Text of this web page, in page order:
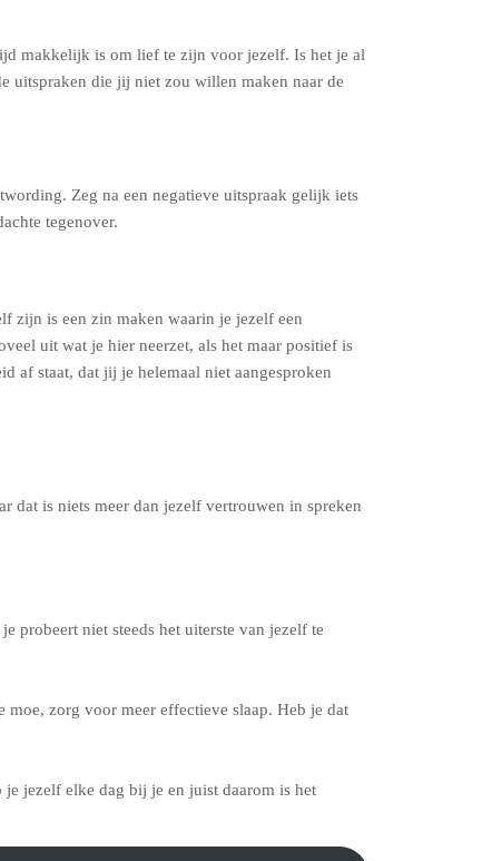
makkelijk is om lief te zijn voor jezelf. Is het je al
uitspraken die jij niet zou willen maken naar de
Zeg na een negatieve uitspraak gelijk iets
tegenover.
zijn is een zin maken waarin je jezelf een
uit wat je hier neerzet, als het maar positief is
af staat, dat jij je helemaal niet aangesproken
dat is niets meer dan jezelf vertrouwen in spreken
probeert niet steeds het uiterste van jezelf te
zorg voor meer effectieve slaap. Heb je dat
jezelf elke dag bij je en juist daarom is het